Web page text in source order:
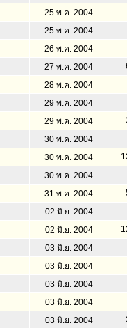
25 พ.ค. 2004
25 พ.ค. 2004
26 พ.ค. 2004
27 พ.ค. 2004
28 พ.ค. 2004
29 พ.ค. 2004
29 พ.ค. 2004
30 พ.ค. 2004
30 พ.ค. 2004
30 พ.ค. 2004
31 พ.ค. 2004
02 มิ.ย. 2004
02 มิ.ย. 2004
03 มิ.ย. 2004
03 มิ.ย. 2004
03 มิ.ย. 2004
03 มิ.ย. 2004
03 มิ.ย. 2004